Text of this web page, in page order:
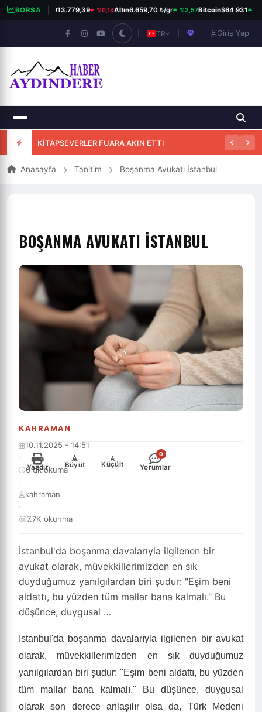
BORSA
BIST 100 13.779,39 %0,14Altın6.659,70 ₺/gr %2,57Bitcoin$64.931
TR Giriş Yap
KİTAPSEVERLER FUARA AKIN ETTİ
Anasayfa Tanitim Boşanma Avukatı İstanbul
KAHRAMAN
BOŞANMA AVUKATI İSTANBUL
İstanbul'da boşanma davalarıyla ilgilenen bir
avukat olarak, müvekkillerimizden en sık
duyduğumuz yanılgılardan biri şudur: "Eşim beni
aldattı, bu yüzden tüm mallar bana kalmalı." Bu
düşünce, duygusal …
10.11.2025 - 14:51
·
6 dk okuma
·
kahraman
·
7.7K okunma
Yazdır
+
Büyüt
-
Küçült
0
Yorumlar
İstanbul'da boşanma davalarıyla ilgilenen bir avukat
olarak, müvekkillerimizden en sık duyduğumuz
yanılgılardan biri şudur: "Eşim beni aldattı, bu yüzden
tüm mallar bana kalmalı." Bu düşünce, duygusal
olarak son derece anlaşılır olsa da, Türk Medeni